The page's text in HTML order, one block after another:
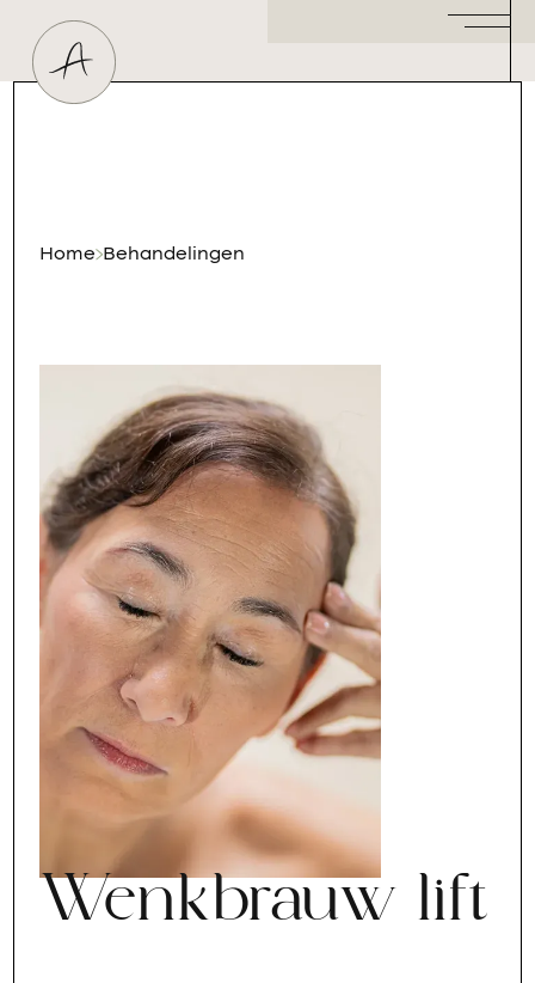
Huidtherapeut
Home Behandelingen
Wenkbrauw lift